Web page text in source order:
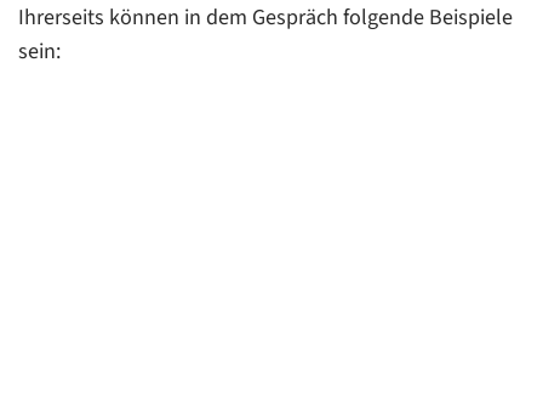
Ihrerseits können in dem Gespräch folgende Beispiele
sein: